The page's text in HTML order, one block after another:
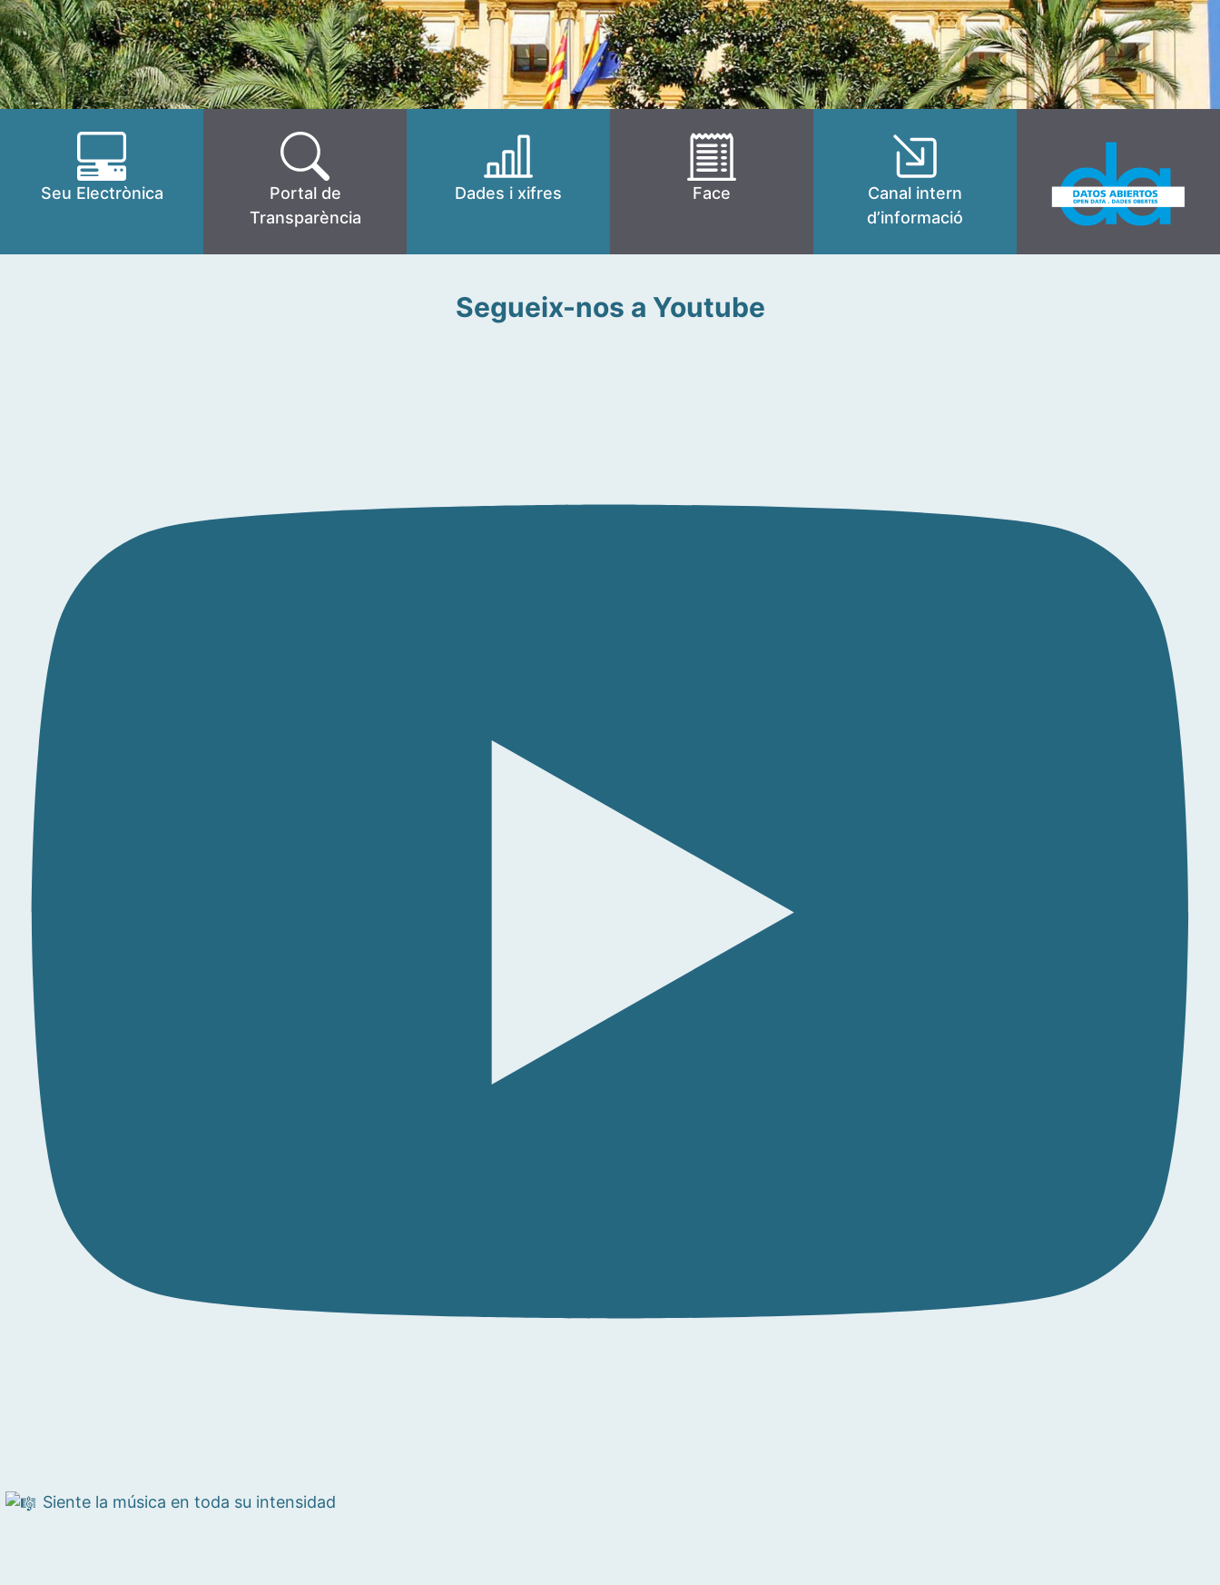
Seu Electrònica
Portal de
Transparència
Dades i xifres Face
Canal intern
d’informació
Segueix-nos a Youtube
Siente la música en toda su intensidad